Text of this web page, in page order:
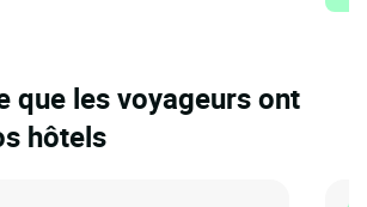
que les voyageurs ont
hôtels